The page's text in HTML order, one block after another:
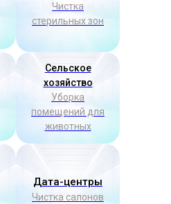
Чистка
стерильных зон
Сельское
хозяйство
Уборка
помещений для
животных
Дата-центры
Чистка салонов